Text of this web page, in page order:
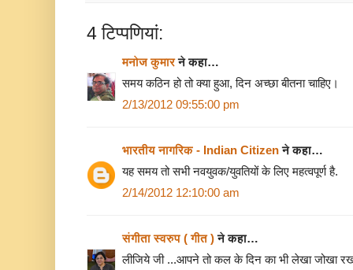
4 टिप्‍पणियां:
मनोज कुमारने कहा…
समय कठिन हो तो क्या हुआ, दिन अच्छा बीतना चाहिए।
2/13/2012 09:55:00 pm
भारतीय नागरिक - Indian Citizenने कहा…
यह समय तो सभी नवयुवक/युवतियों के लिए महत्वपूर्ण है.
2/14/2012 12:10:00 am
संगीता स्वरुप ( गीत )ने कहा…
लीजिये जी ...आपने तो कल के दिन का भी लेखा जोखा रख